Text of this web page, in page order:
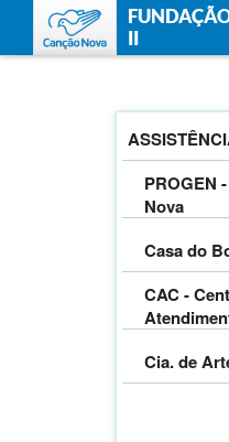
II
PROGEN
Nova
Casa do
CAC -
Cia. de